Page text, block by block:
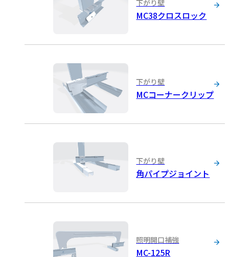
下がり壁
MC38クロスロック
下がり壁
MCコーナークリップ
下がり壁
角パイプジョイント
照明開口補強
MC-125R